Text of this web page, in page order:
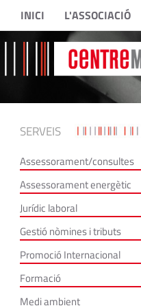
INICI L'ASSOCIACIÓ
SERVEIS
Assessorament/consultes
Assessorament energètic
Jurídic laboral
Gestió nòmines i tributs
Promoció Internacional
Formació
Medi ambient